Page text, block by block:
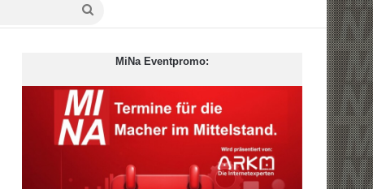
MiNa Eventpromo: